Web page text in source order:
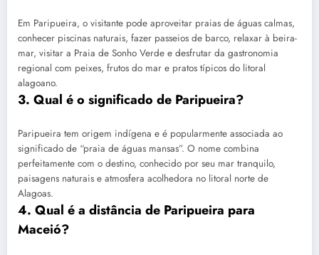
Em Paripueira, o visitante pode aproveitar praias de águas calmas,
conhecer piscinas naturais, fazer passeios de barco, relaxar à beira-
mar, visitar a Praia de Sonho Verde e desfrutar da gastronomia
regional com peixes, frutos do mar e pratos típicos do litoral
alagoano.
3. Qual é o significado de Paripueira?
Paripueira tem origem indígena e é popularmente associada ao
significado de “praia de águas mansas”. O nome combina
perfeitamente com o destino, conhecido por seu mar tranquilo,
paisagens naturais e atmosfera acolhedora no litoral norte de
Alagoas.
4. Qual é a distância de Paripueira para
Maceió?